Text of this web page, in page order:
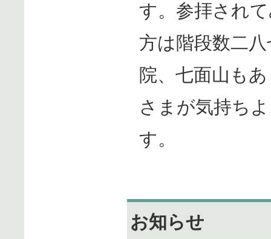
す。参拝され
方は階段数二
院、七面山も
さまが気持ち
す。
お知らせ